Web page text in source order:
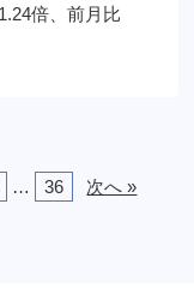
倍、前月比
… 36 次へ »